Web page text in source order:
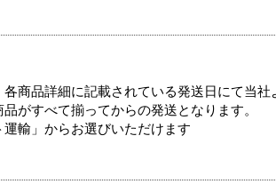
商品詳細に記載されている発送日にて当社
がすべて揃ってからの発送となります。
輸」からお選びいただけます